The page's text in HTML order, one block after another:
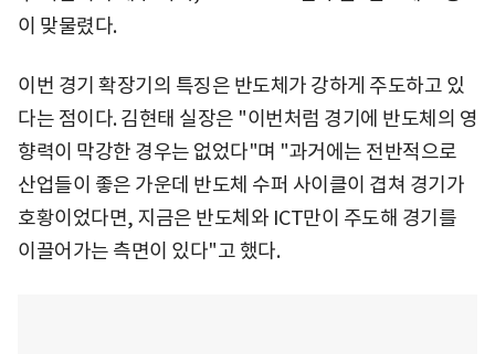
이 맞물렸다.
이번 경기 확장기의 특징은 반도체가 강하게 주도하고 있
다는 점이다. 김현태 실장은 "이번처럼 경기에 반도체의 영
향력이 막강한 경우는 없었다"며 "과거에는 전반적으로
산업들이 좋은 가운데 반도체 수퍼 사이클이 겹쳐 경기가
호황이었다면, 지금은 반도체와 ICT만이 주도해 경기를
이끌어가는 측면이 있다"고 했다.